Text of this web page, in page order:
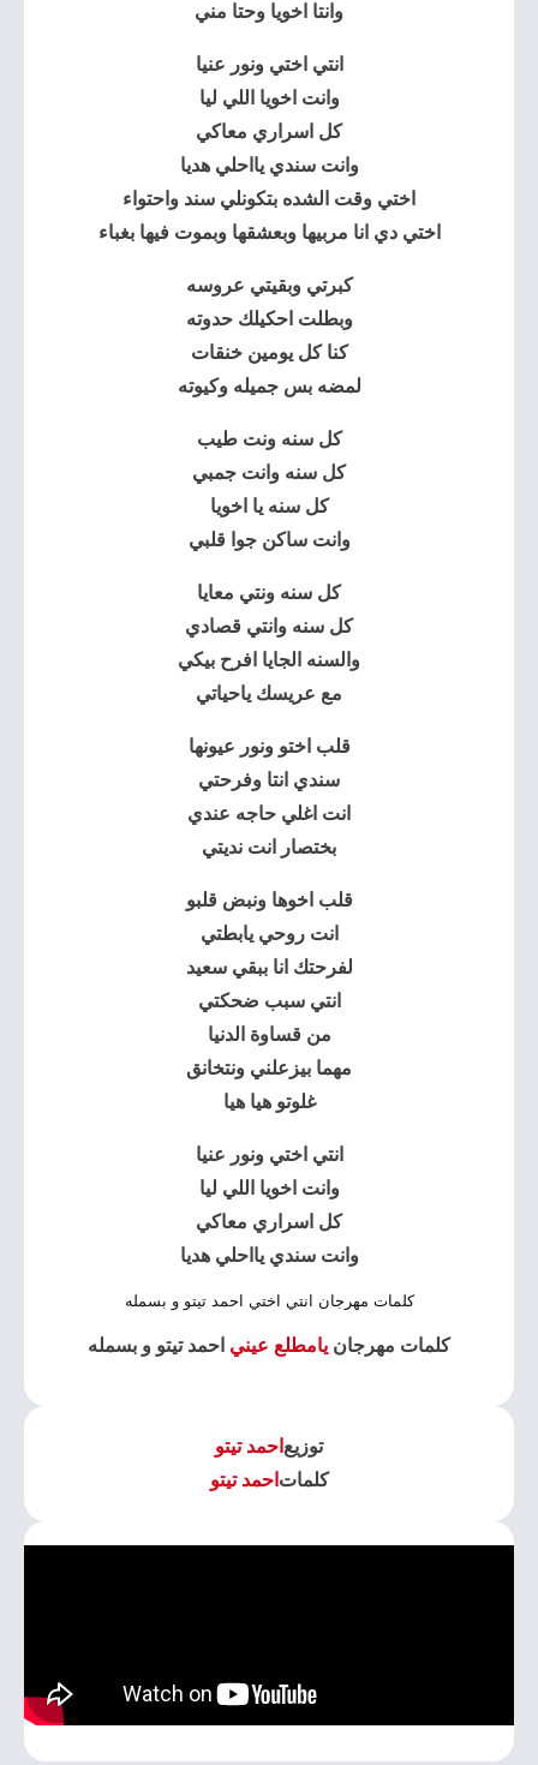
وانتا اخويا وحتا مني
انتي اختي ونور عنيا
وانت اخويا اللي ليا
كل اسراري معاكي
وانت سندي يااحلي هديا
اختي وقت الشده بتكونلي سند واحتواء
اختي دي انا مربيها وبعشقها وبموت فيها بغباء
كبرتي وبقيتي عروسه
وبطلت احكيلك حدوته
كنا كل يومين خنقات
لمضه بس جميله وكيوته
كل سنه ونت طيب
كل سنه وانت جمبي
كل سنه يا اخويا
وانت ساكن جوا قلبي
كل سنه ونتي معايا
كل سنه وانتي قصادي
والسنه الجايا افرح بيكي
مع عريسك ياحياتي
قلب اختو ونور عيونها
سندي انتا وفرحتي
انت اغلي حاجه عندي
بختصار انت نديتي
قلب اخوها ونبض قلبو
انت روحي يابطتي
لفرحتك انا ببقي سعيد
انتي سبب ضحكتي
من قساوة الدنيا
مهما بيزعلني ونتخانق
غلوتو هيا هيا
انتي اختي ونور عنيا
وانت اخويا اللي ليا
كل اسراري معاكي
وانت سندي يااحلي هديا
كلمات مهرجان انتي اختي احمد تيتو و بسمله
كلمات مهرجان يامطلع عيني احمد تيتو و بسمله
توزيع احمد تيتو
كلمات احمد تيتو